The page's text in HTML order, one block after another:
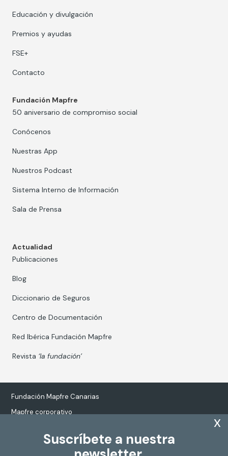
Suscríbete a nuestra
x
Educación y divulgación
Premios y ayudas
FSE+
Contacto
Fundación Mapfre
50 aniversario de compromiso social
Conócenos
Nuestras App
Nuestros Podcast
Sistema Interno de Información
Sala de Prensa
Actualidad
Publicaciones
Blog
Diccionario de Seguros
Centro de Documentación
Red Ibérica Fundación Mapfre
Revista ‘la fundación’
Fundación Mapfre Canarias
Mapfre corporativo